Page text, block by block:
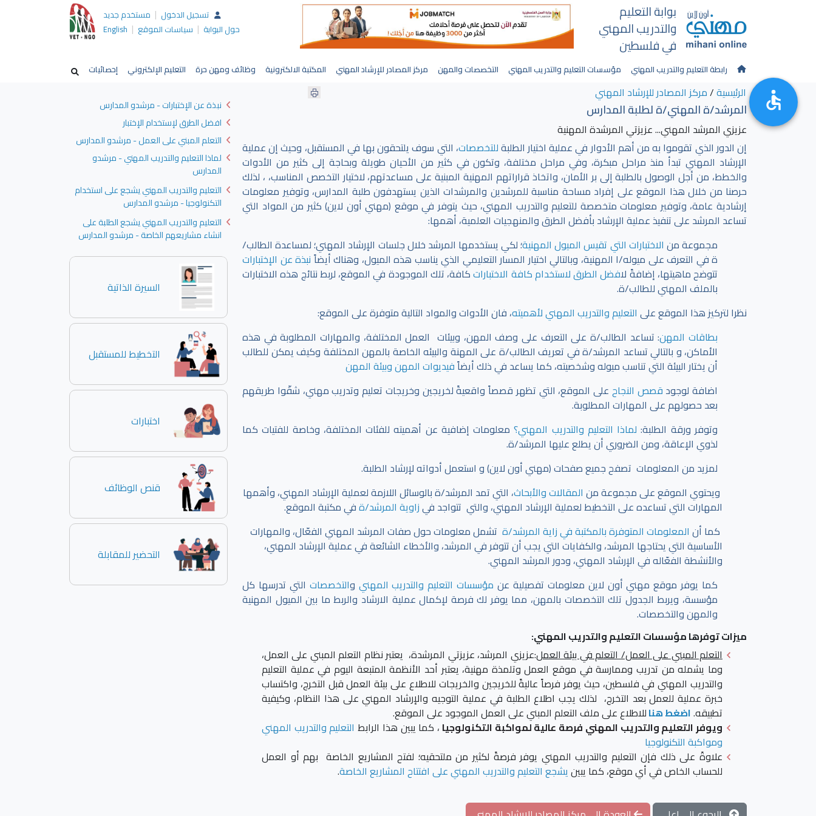
بوابة التعليم
والتدريب المهني
في فلسطين
تسجيل الدخول | مستخدم جديد
حول البوابة | سياسات الموقع |
English
رابطة التعليم والتدريب المهني مؤسسات التعليم والتدريب المهني التخصصات والمهن مركز المصادر للإرشاد المهني المكتبة الالكترونية وظائف ومهن حرة التعليم الإلكتروني إحصائيات
نبذة عن الإختبارات - مرشدو المدارس
افضل الطرق لإستخدام الإختبار
التعلم المبني على العمل - مرشدو المدارس
لماذا التعليم والتدريب المهني - مرشدو
المدارس
التعليم والتدريب المهني يشجع على استخدام
التكنولوجيا - مرشدو المدارس
التعليم والتدريب المهني يشجع الطلبة على
انشاء مشاريعهم الخاصة - مرشدو المدارس
السيرة الذاتية
التخطيط للمستقبل
اختبارات
قنص الوظائف
التحضير للمقابلة
الرئيسية/مركز المصادر للإرشاد المهني
المرشد/ة المهني/ة لطلبة المدارس
عزيزي المرشد المهني... عزيزتي المرشدة المهنية
إن الدور الذي تقوموا به من أهم الأدوار في عملية اختيار الطلبةللتخصصات، التي سوف يلتحقون بها في المستقبل، وحيث إن عملية
الإرشاد المهني تبدأ منذ مراحل مبكرة، وفي مراحل مختلفة، وتكون في كثير من الأحيان طويلة وبحاجة إلى كثير من الأدوات
والخطط، من أجل الوصول بالطلبة إلى بر الأمان، واتخاذ قراراتهم المهنية المبنية على مساعدتهم، لاختيار التخصص المناسب، ، لذلك
حرصنا من خلال هذا الموقع على إفراد مساحة مناسبة للمرشدين والمرشدات الذين يستهدفون طلبة المدارس، وتوفير معلومات
إرشادية عامة، وتوفير معلومات متخصصة للتعليم والتدريب المهني، حيث يتوفر في موقع (مهني أون لاين) كثير من المواد التي
تساعد المرشد على تنفيذ عملية الإرشاد بأفضل الطرق والمنهجيات العلمية، أهمها:
مجموعة من الاختبارات التي تقيس الميول المهنية؛ لكي يستخدمها المرشد خلال جلسات الإرشاد المهني؛ لمساعدة الطالب/
ة في التعرف على ميوله/ا المهنية، وبالتالي اختيار المسار التعليمي الذي يناسب هذه الميول، وهناك أيضاً نبذة عن الإختبارات
تتوضح ماهيتها، إضافةً لافضل الطرق لاستخدام كافة الاختباراتكافة، تلك الموجودة في الموقع، لربط نتائج هذه الاختبارات
بالملف المهني للطالب/ة.
نظرا لتركيز هذا الموقع على التعليم والتدريب المهني لأهميته، فان الأدوات والمواد التالية متوفرة على الموقع:
بطاقات المهن: تساعد الطالب/ة على التعرف على وصف المهن، وبيئات العمل المختلفة، والمهارات المطلوبة في هذه
الأماكن، و بالتالي تساعد المرشد/ة في تعريف الطالب/ة على المهنة والبيئه الخاصة بالمهن المختلفة وكيف يمكن للطالب
أن يختار البيئة التي تناسب ميوله وشخصيته، كما يساعد في ذلك أيضاًفيديوات المهن وبيئة المهن
اضافة لوجود قصص النجاح على الموقع، التي تظهر قصصاً واقعيةً لخريجين وخريجات تعليم وتدريب مهني، شقّوا طريقهم
بعد حصولهم على المهارات المطلوبة.
وتوفر ورقة الطلبة: لماذا التعليم والتدريب المهني؟معلومات إضافية عن أهميته للفئات المختلفة، وخاصة للفتيات كما
لذوي الإعاقة، ومن الضروري أن يطلع عليها المرشد/ة.
لمزيد من المعلومات تصفح جميع صفحات (مهني أون لاين) و استعمل أدواته لإرشاد الطلبة.
ويحتوي الموقع على مجموعة من المقالات والأبحاث، التي تمد المرشد/ة بالوسائل اللازمة لعملية الإرشاد المهني، وأهمها
المهارات التي تساعده على التخطيط لعملية الإرشاد المهني، والتي تتواجد فيزاوية المرشد/ةفي مكتبة الموقع.
كما أن المعلومات المتوفرة بالمكتبة في زاية المرشد/ة تشمل معلومات حول صفات المرشد المهني الفعّال، والمهارات
الأساسية التي يحتاجها المرشد، والكفايات التي يجب أن تتوفر في المرشد، والأخطاء الشائعة في عملية الإرشاد المهني،
والأنشطة الفعّاله في الإرشاد المهني، ودور المرشد المهني.
كما يوفر موقع مهني أون لاين معلومات تفصيلية عن مؤسسات التعليم والتدريب المهني والتخصصات التي تدرسها كل
مؤسسة، ويربط الجدول تلك التخصصات بالمهن، مما يوفر لك فرصة لإكمال عملية الارشاد والربط ما بين الميول المهنية
والمهن والتخصصات.
ميزات توفرها مؤسسات التعليم والتدريب المهني:
التعلم المبني على العمل/ التعلم في بيئة العمل:عزيزي المرشد، عزيزتي المرشدة، يعتبر نظام التعلم المبني على العمل،
وما يشمله من تدريب وممارسة في موقع العمل وتلمذة مهنية، يعتبر أحد الأنظمة المتبعة اليوم في عملية التعليم
والتدريب المهني في فلسطين، حيث يوفر فرصاً عاليةً للخريجين والخريجات للاطلاع على بيئة العمل قبل التخرج، واكتساب
خبرة عملية للعمل بعد التخرج، لذلك يجب اطلاع الطلبة في عملية التوجيه والإرشاد المهني على هذا النظام، وكيفية
تطبيقه.اضغط هناللاطلاع على ملف التعلم المبني على العمل الموجود على الموقع.
ويوفر التعليم والتدريب المهني فرصة عالية لمواكبة التكنولوجيا ، كما يبين هذا الرابط التعليم والتدريب المهني
ومواكبة التكنولوجيا
علاوةً على ذلك فإن التعليم والتدريب المهني يوفر فرصةً لكثير من ملتحقيه؛ لفتح المشاريع الخاصة بهم أو العمل
للحساب الخاص في أي موقع، كما يبينيشجع التعليم والتدريب المهني على افتتاح المشاريع الخاصة.